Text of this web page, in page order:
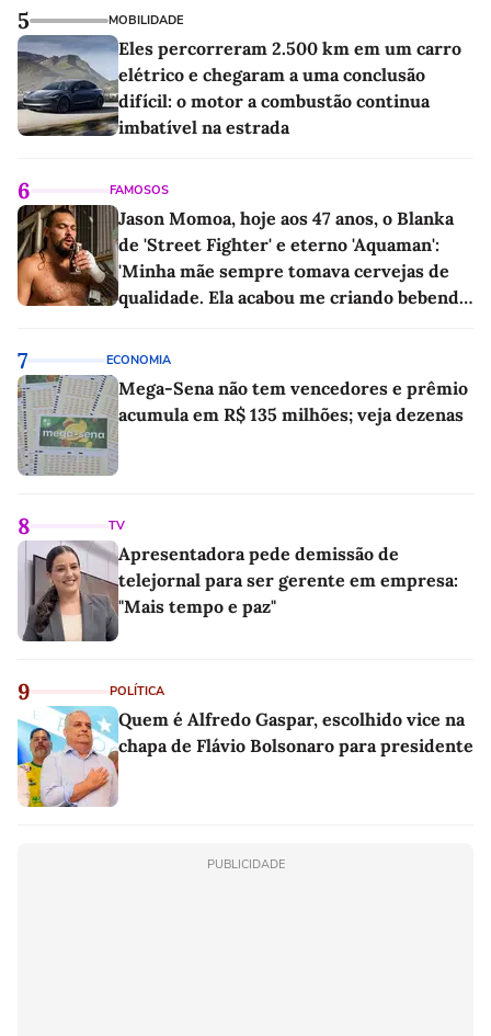
5 MOBILIDADE
Eles percorreram 2.500 km em um carro
elétrico e chegaram a uma conclusão
difícil: o motor a combustão continua
imbatível na estrada
6 FAMOSOS
Jason Momoa, hoje aos 47 anos, o Blanka
de 'Street Fighter' e eterno 'Aquaman':
'Minha mãe sempre tomava cervejas de
qualidade. Ela acabou me criando bebendo
7 ECONOMIA
Mega-Sena não tem vencedores e prêmio
acumula em R$ 135 milhões; veja dezenas
8 TV
Apresentadora pede demissão de
telejornal para ser gerente em empresa:
"Mais tempo e paz"
9 POLÍTICA
Quem é Alfredo Gaspar, escolhido vice na
chapa de Flávio Bolsonaro para presidente
PUBLICIDADE